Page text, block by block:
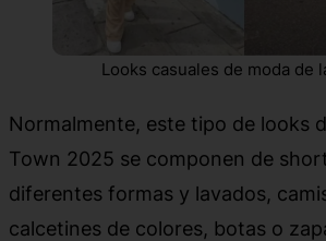
Looks casuales de moda de
Normalmente, este tipo de looks
Town 2025 se componen de
diferentes formas y lavados,
calcetines de colores, botas o